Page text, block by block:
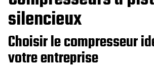
silencieux
Choisir le compresseur
votre entreprise